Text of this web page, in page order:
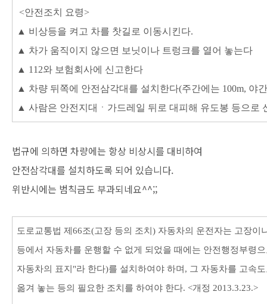
<안전조치 요령>
▲ 비상등을 켜고 차를 찻길로 이동시킨다.
▲ 차가 움직이지 않으면 보닛이나 트렁크를 열어 놓는다
▲ 112와 보험회사에 신고한다
▲ 차량 뒤쪽에 안전삼각대를 설치한다(주간에는 100m, 야
▲ 사람은 안전지대ㆍ가드레일 뒤로 대피해 유도봉 등으로
법규에 의하면 차량에는 항상 비상시를 대비하여
안전삼각대를 설치하도록 되어 있습니다.
위반시에는 범칙금도 부과되네요^^;;
도로교통법 제66조(고장 등의 조치) 자동차의 운전자는 고장이
등에서 자동차를 운행할 수 없게 되었을 때에는 안전행정부령
자동차의 표지"라 한다)를 설치하여야 하며, 그 자동차를 고속
옮겨 놓는 등의 필요한 조치를 하여야 한다. <개정 2013.3.23.>